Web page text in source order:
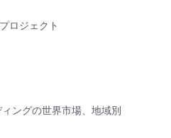
ロジェクト
ングの世界市場、地域別